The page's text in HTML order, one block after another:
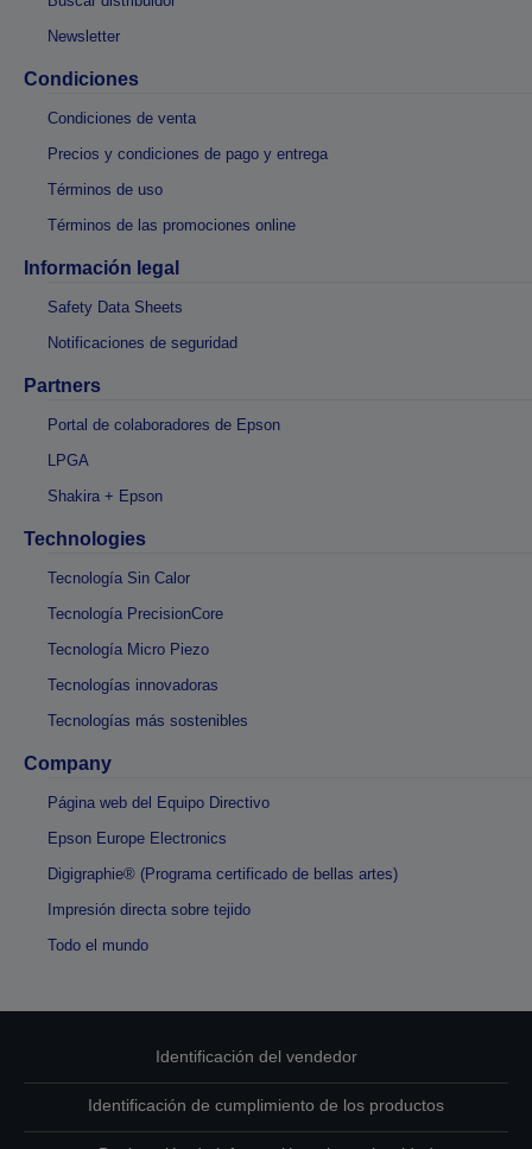
Newsletter
Condiciones
Condiciones de venta
Precios y condiciones de pago y entrega
Términos de uso
Términos de las promociones online
Información legal
Safety Data Sheets
Notificaciones de seguridad
Partners
Portal de colaboradores de Epson
LPGA
Shakira + Epson
Technologies
Tecnología Sin Calor
Tecnología PrecisionCore
Tecnología Micro Piezo
Tecnologías innovadoras
Tecnologías más sostenibles
Company
Página web del Equipo Directivo
Epson Europe Electronics
Digigraphie® (Programa certificado de bellas artes)
Impresión directa sobre tejido
Todo el mundo
Identificación del vendedor
Identificación de cumplimiento de los productos